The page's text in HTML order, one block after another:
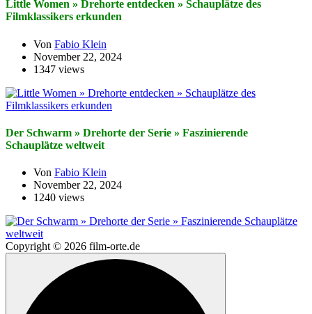
Little Women » Drehorte entdecken » Schauplätze des
Filmklassikers erkunden
Von Fabio Klein
November 22, 2024
1347 views
Der Schwarm » Drehorte der Serie » Faszinierende
Schauplätze weltweit
Von Fabio Klein
November 22, 2024
1240 views
Copyright © 2026 film-orte.de